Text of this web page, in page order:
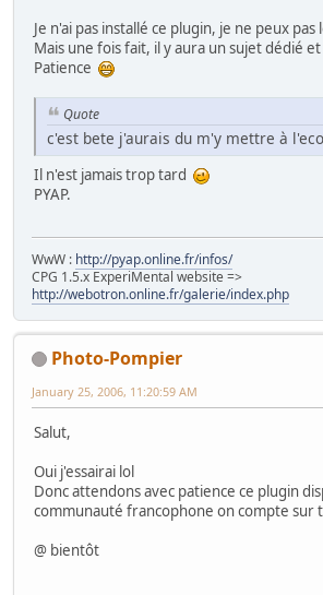
Je n'ai pas installé ce plugin, je ne peux pas
Mais une fois fait, il y aura un sujet dédié
Patience
Quote
c'est bete j'aurais du m'y mettre à
Il n'est jamais trop tard
PYAP.
WwW : http://pyap.online.fr/infos/
CPG 1.5.x ExperiMental website =>
http://webotron.online.fr/galerie/index.php
Photo-Pompier
January 25, 2006, 11:20:59 AM
Salut,
Oui j'essairai lol
Donc attendons avec patience ce plugin
communauté francophone on compte sur
@ bientôt